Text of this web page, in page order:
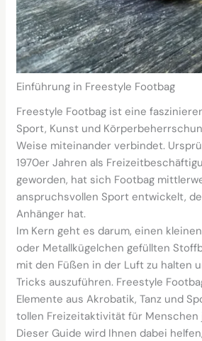
Einführung in Freestyle Footbag
Freestyle Footbag ist eine
Sport, Kunst und
Weise miteinander verbindet.
1970er Jahren als
geworden, hat sich Footbag
anspruchsvollen Sport entwickelt,
Anhänger hat.
Im Kern geht es darum, einen
oder Metallkügelchen gefüllten
mit den Füßen in der Luft zu halten
Tricks auszuführen. Freestyle
Elemente aus Akrobatik, Tanz und
tollen Freizeitaktivität für Menschen
Dieser Guide wird Ihnen dabei